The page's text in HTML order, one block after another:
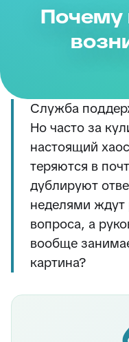
Почему
Служба
Но часто за
настоящий
теряются в
дублируют
неделями ждут
вопроса, а
вообще
картина?